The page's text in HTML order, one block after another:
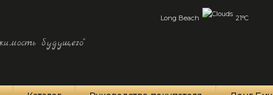
будущего"
Long Beach 21°C